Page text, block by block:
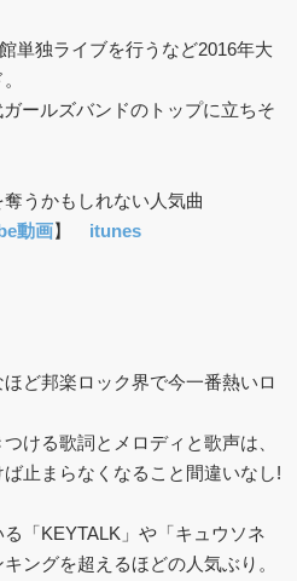
単独ライブを行うなど2016年大
ガールズバンドのトップに立ちそ
うかもしれない人気曲
動画】 itunes
ど邦楽ロック界で今一番熱いロ
ける歌詞とメロディと歌声は、
止まらなくなること間違いなし!
「KEYTALK」や「キュウソネ
ングを超えるほどの人気ぶり。